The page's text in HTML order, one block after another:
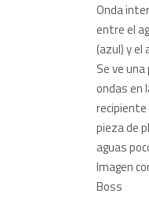
Onda
entre el
(azul) y el
Se ve
ondas en
recipiente
pieza de
aguas
Imagen
Boss